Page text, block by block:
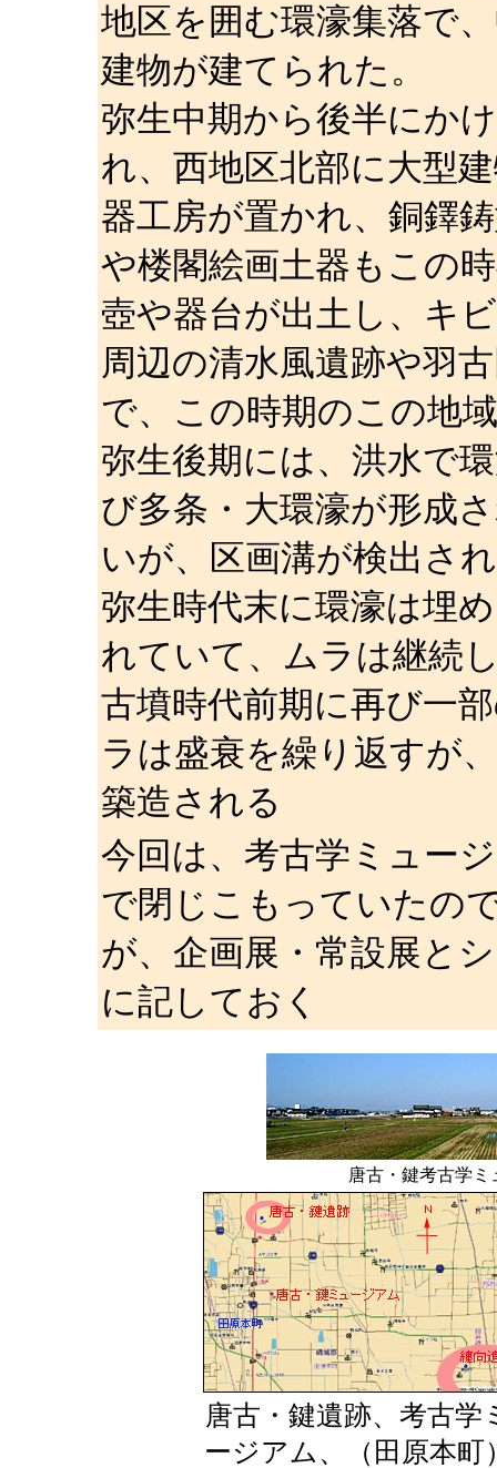
地区を囲む環濠集落で
建物が建てられた。
弥生中期から後半にか
れ、西地区北部に大型
器工房が置かれ、銅鐸
や楼閣絵画土器もこの
壺や器台が出土し、キ
周辺の清水風遺跡や羽
で、この時期のこの地
弥生後期には、洪水で
び多条・大環濠が形成
いが、区画溝が検出さ
弥生時代末に環濠は埋
れていて、ムラは継続
古墳時代前期に再び一
ラは盛衰を繰り返すが
築造される
今回は、考古学ミュー
で閉じこもっていたの
が、企画展・常設展と
に記しておく
唐古・鍵考古学
唐古・鍵遺跡、考古学
ージアム、（田原本町